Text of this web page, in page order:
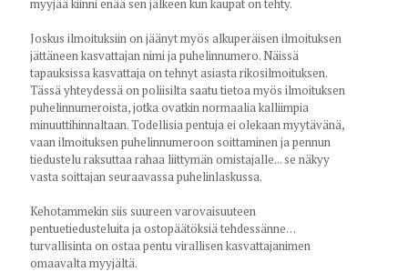
myyjää kiinni enää sen jälkeen kun kaupat on tehty.
Joskus ilmoituksiin on jäänyt myös alkuperäisen ilmoituksen
jättäneen kasvattajan nimi ja puhelinnumero. Näissä
tapauksissa kasvattaja on tehnyt asiasta rikosilmoituksen.
Tässä yhteydessä on poliisilta saatu tietoa myös ilmoituksen
puhelinnumeroista, jotka ovatkin normaalia kalliimpia
minuuttihinnaltaan. Todellisia pentuja ei olekaan myytävänä,
vaan ilmoituksen puhelinnumeroon soittaminen ja pennun
tiedustelu raksuttaa rahaa liittymän omistajalle... se näkyy
vasta soittajan seuraavassa puhelinlaskussa.
Kehotammekin siis suureen varovaisuuteen
pentuetiedusteluita ja ostopäätöksiä tehdessänne…
turvallisinta on ostaa pentu virallisen kasvattajanimen
omaavalta myyjältä.